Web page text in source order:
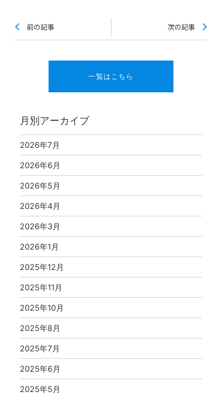
前の記事 次の記事
一覧はこちら
月別アーカイブ
2026年7月
2026年6月
2026年5月
2026年4月
2026年3月
2026年1月
2025年12月
2025年11月
2025年10月
2025年8月
2025年7月
2025年6月
2025年5月